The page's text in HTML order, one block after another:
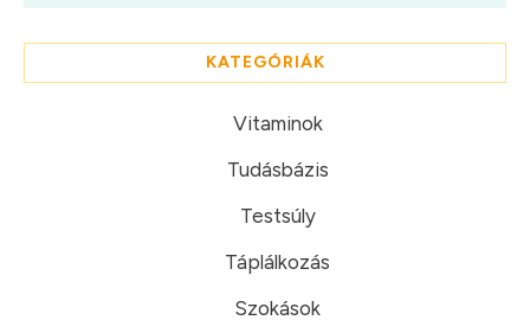
KATEGÓRIÁK
Vitaminok
Tudásbázis
Testsúly
Táplálkozás
Szokások